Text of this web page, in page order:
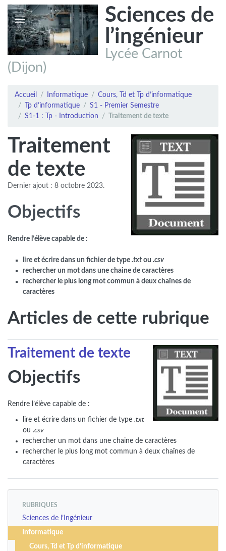
Sciences de
l’ingénieur
Lycée Carnot
(Dijon)
Accueil Informatique
Cours, Td et Tp d’informatique
Tp d’informatique
S1 - Premier Semestre
S1-1 : Tp - Introduction
Traitement de texte
Traitement
de texte
Dernier ajout : 8 octobre 2023.
Objectifs
Rendre l’élève capable de :
lire et écrire dans un fichier de type .txt ou .csv
rechercher un mot dans une chaine de caractères
rechercher le plus long mot commun à deux chaînes de
caractères
Articles de cette rubrique
Traitement de texte
Objectifs
Rendre l’élève capable de :
lire et écrire dans un fichier de type .txt
ou .csv
rechercher un mot dans une chaine de caractères
rechercher le plus long mot commun à deux chaînes de
caractères
RUBRIQUES
Sciences de l’Ingénieur
Informatique
Cours, Td et Tp d’informatique